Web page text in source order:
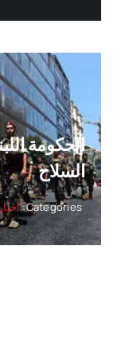
الحكومة
السلاح
Categories: